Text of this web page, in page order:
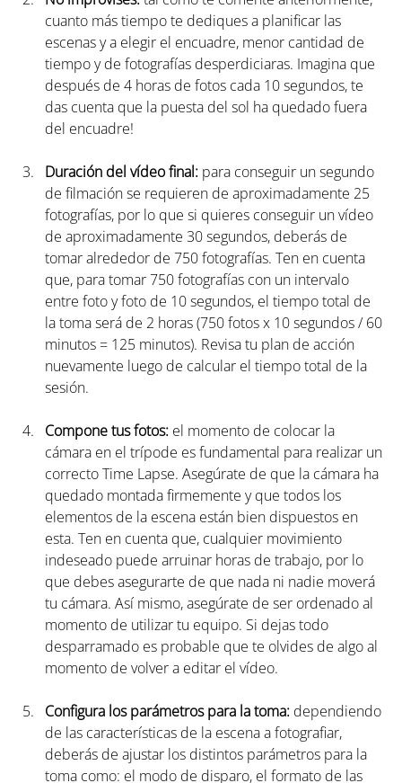
cuanto más tiempo te dediques a planificar las
escenas y a elegir el encuadre, menor cantidad de
tiempo y de fotografías desperdiciaras. Imagina que
después de 4 horas de fotos cada 10 segundos, te
das cuenta que la puesta del sol ha quedado fuera
del encuadre!
Duración del vídeo final: para conseguir un segundo
de filmación se requieren de aproximadamente 25
fotografías, por lo que si quieres conseguir un vídeo
de aproximadamente 30 segundos, deberás de
tomar alrededor de 750 fotografías. Ten en cuenta
que, para tomar 750 fotografías con un intervalo
entre foto y foto de 10 segundos, el tiempo total de
la toma será de 2 horas (750 fotos x 10 segundos / 60
minutos = 125 minutos). Revisa tu plan de acción
nuevamente luego de calcular el tiempo total de la
sesión.
Compone tus fotos: el momento de colocar la
cámara en el trípode es fundamental para realizar un
correcto Time Lapse. Asegúrate de que la cámara ha
quedado montada firmemente y que todos los
elementos de la escena están bien dispuestos en
esta. Ten en cuenta que, cualquier movimiento
indeseado puede arruinar horas de trabajo, por lo
que debes asegurarte de que nada ni nadie moverá
tu cámara. Así mismo, asegúrate de ser ordenado al
momento de utilizar tu equipo. Si dejas todo
desparramado es probable que te olvides de algo al
momento de volver a editar el vídeo.
Configura los parámetros para la toma: dependiendo
de las características de la escena a fotografiar,
deberás de ajustar los distintos parámetros para la
toma como: el modo de disparo, el formato de las